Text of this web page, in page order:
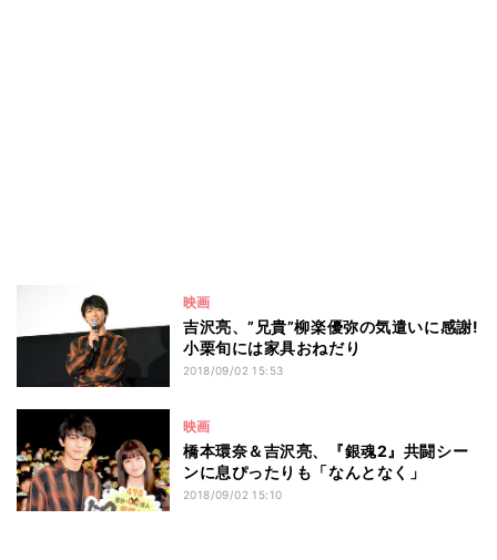
映画
吉沢亮、”兄貴”柳楽優弥の気遣いに感謝!
小栗旬には家具おねだり
2018/09/02 15:53
映画
橋本環奈＆吉沢亮、『銀魂2』共闘シー
ンに息ぴったりも「なんとなく」
2018/09/02 15:10